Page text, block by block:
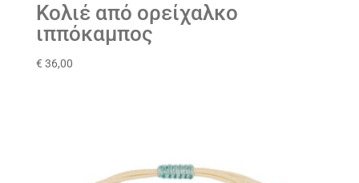
Κολιέ από ορείχαλκο
ιππόκαμπος
€ 36,00